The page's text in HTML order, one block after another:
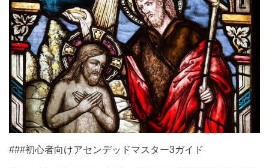
###初心者向けアセンデッドマスター3ガイド